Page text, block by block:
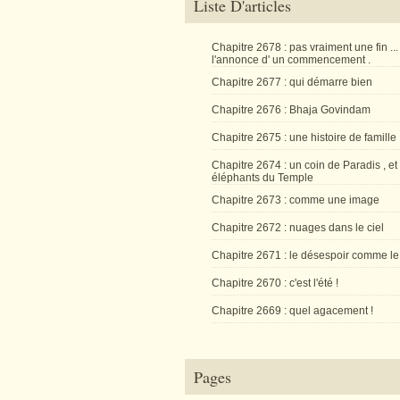
Liste D'articles
Chapitre 2678 : pas vraiment une fin ...
l'annonce d' un commencement .
Chapitre 2677 : qui démarre bien
Chapitre 2676 : Bhaja Govindam
Chapitre 2675 : une histoire de famille
Chapitre 2674 : un coin de Paradis , et
éléphants du Temple
Chapitre 2673 : comme une image
Chapitre 2672 : nuages dans le ciel
Chapitre 2671 : le désespoir comme
Chapitre 2670 : c'est l'été !
Chapitre 2669 : quel agacement !
Pages